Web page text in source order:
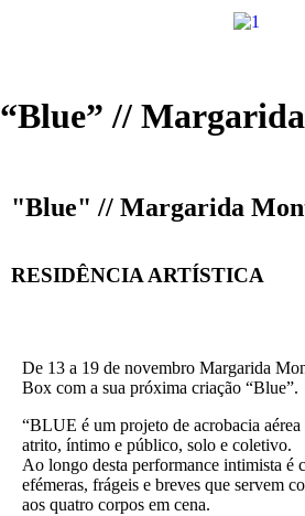
“Blue” //
"Blue" // Margarida
RESIDÊNCIA ARTÍSTICA
De 13 a 19 de novembro Margarida
Box com a sua próxima criação “Blue”.
“BLUE é um projeto de acrobacia
atrito, íntimo e público, solo e coletivo.
Ao longo desta performance intimista é
efémeras, frágeis e breves que servem
aos quatro corpos em cena.